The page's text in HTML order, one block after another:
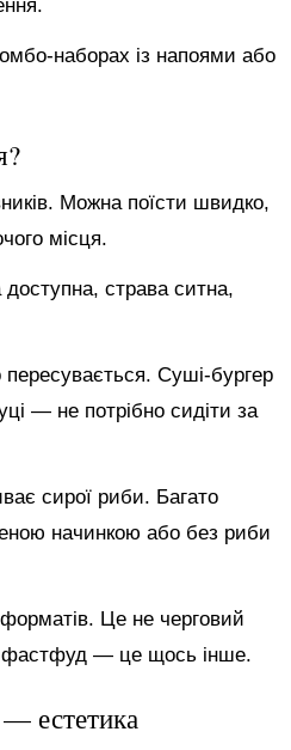
наборах із напоями або
Можна поїсти швидко,
місця.
доступна, страва ситна,
Суші-бургер
— не потрібно сидіти за
сирої риби. Багато
начинкою або без риби
Це не черговий
фастфуд — це щось інше.
естетика